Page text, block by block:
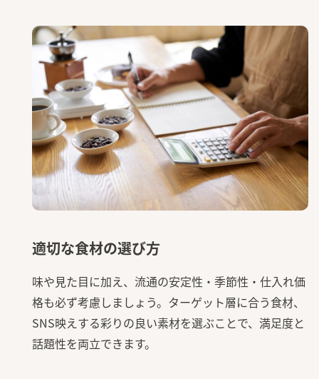
適切な食材の選び方
味や見た目に加え、流通の安定性・季節性・仕入れ価
格も必ず考慮しましょう。ターゲット層に合う食材、
SNS映えする彩りの良い素材を選ぶことで、満足度と
話題性を両立できます。